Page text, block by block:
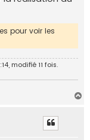
pour voir les
modifié 11 fois.